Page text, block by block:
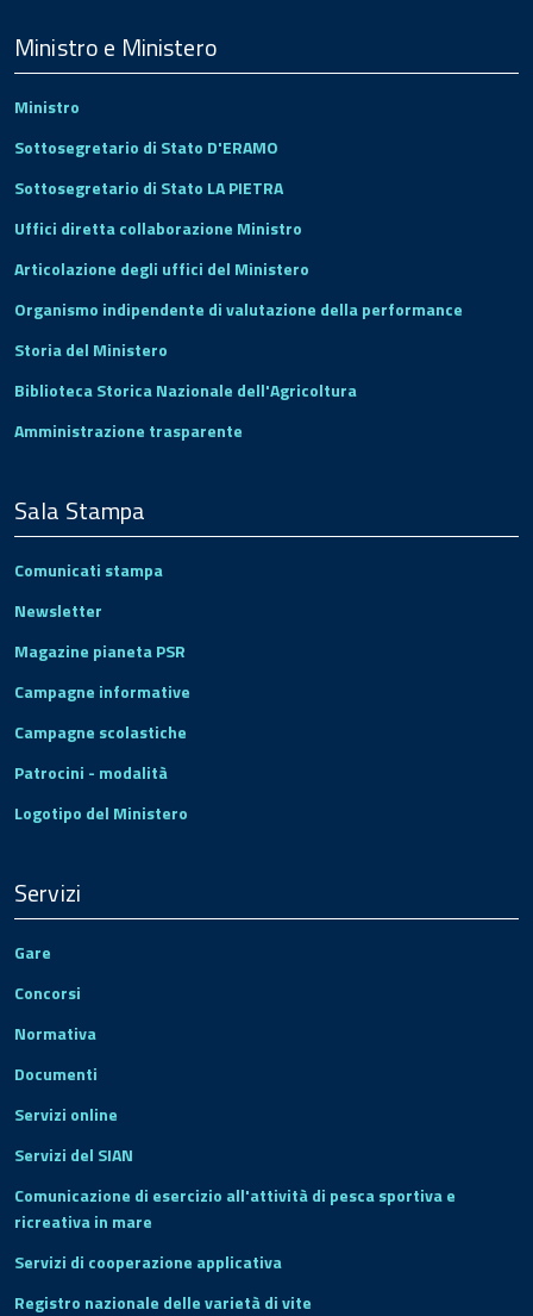
Footer
Ministro e Ministero
Ministro
Sottosegretario di Stato D'ERAMO
Sottosegretario di Stato LA PIETRA
Uffici diretta collaborazione Ministro
Articolazione degli uffici del Ministero
Organismo indipendente di valutazione della performance
Storia del Ministero
Biblioteca Storica Nazionale dell'Agricoltura
Amministrazione trasparente
Sala Stampa
Comunicati stampa
Newsletter
Magazine pianeta PSR
Campagne informative
Campagne scolastiche
Patrocini - modalità
Logotipo del Ministero
Servizi
Gare
Concorsi
Normativa
Documenti
Servizi online
Servizi del SIAN
Comunicazione di esercizio all'attività di pesca sportiva e
ricreativa in mare
Servizi di cooperazione applicativa
Registro nazionale delle varietà di vite